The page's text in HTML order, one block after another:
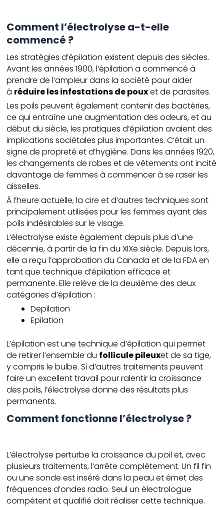
Comment l’électrolyse a-t-elle
commencé ?
Les stratégies d’épilation existent depuis des siècles.
Avant les années 1900, l’épilation a commencé à
prendre de l’ampleur dans la société pour aider
à réduire les infestations de pouxet de parasites.
Les poils peuvent également contenir des bactéries,
ce qui entraîne une augmentation des odeurs, et au
début du siècle, les pratiques d’épilation avaient des
implications sociétales plus importantes. C’était un
signe de propreté et d’hygiène. Dans les années 1920,
les changements de robes et de vêtements ont incité
davantage de femmes à commencer à se raser les
aisselles.
À l’heure actuelle, la cire et d’autres techniques sont
principalement utilisées pour les femmes ayant des
poils indésirables sur le visage.
L’électrolyse existe également depuis plus d’une
décennie, à partir de la fin du XIXe siècle. Depuis lors,
elle a reçu l’approbation du Canada et de la FDA en
tant que technique d’épilation efficace et
permanente. Elle relève de la deuxième des deux
catégories d’épilation :
Depilation
Epilation
L’épilation est une technique d’épilation qui permet
de retirer l’ensemble du follicule pileuxet de sa tige,
y compris le bulbe. Si d’autres traitements peuvent
faire un excellent travail pour ralentir la croissance
des poils, l’électrolyse donne des résultats plus
permanents.
Comment fonctionne l’électrolyse ?
L’électrolyse perturbe la croissance du poil et, avec
plusieurs traitements, l’arrête complètement. Un fil fin
ou une sonde est inséré dans la peau et émet des
fréquences d’ondes radio. Seul un électrologue
compétent et qualifié doit réaliser cette technique.